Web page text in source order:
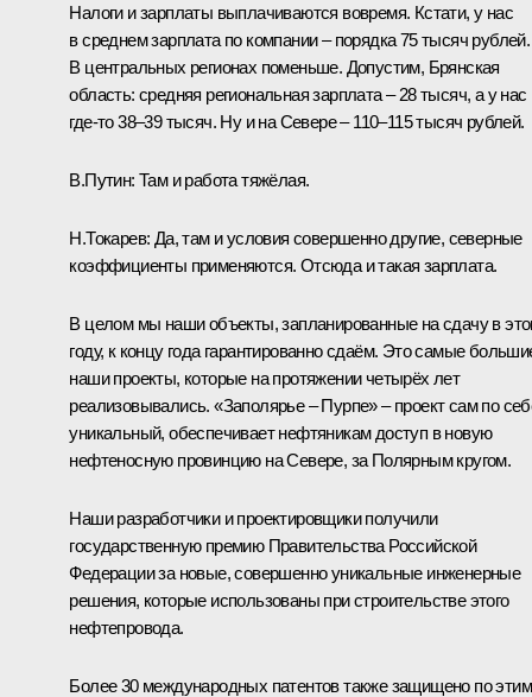
Налоги и зарплаты выплачиваются вовремя. Кстати, у нас
в среднем зарплата по компании – порядка 75 тысяч рублей.
В центральных регионах поменьше. Допустим, Брянская
область: средняя региональная зарплата – 28 тысяч, а у нас
где‑то 38–39 тысяч. Ну и на Севере – 110–115 тысяч рублей.
В.Путин: Там и работа тяжёлая.
Н.Токарев: Да, там и условия совершенно другие, северные
коэффициенты применяются. Отсюда и такая зарплата.
В целом мы наши объекты, запланированные на сдачу в
году, к концу года гарантированно сдаём. Это самые
наши проекты, которые на протяжении четырёх лет
реализовывались. «Заполярье – Пурпе» – проект сам по
уникальный, обеспечивает нефтяникам доступ в новую
нефтеносную провинцию на Севере, за Полярным кругом.
Наши разработчики и проектировщики получили
государственную премию Правительства Российской
Федерации за новые, совершенно уникальные инженерные
решения, которые использованы при строительстве этого
нефтепровода.
Более 30 международных патентов также защищено по этим